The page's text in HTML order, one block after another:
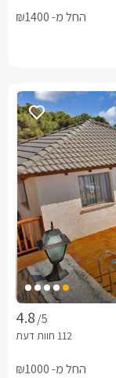
החל מ- ₪1400
/5
החל מ- ₪1000